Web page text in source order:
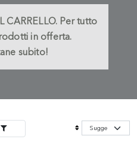
CARRELLO. Per tutto
in offerta.
subito!